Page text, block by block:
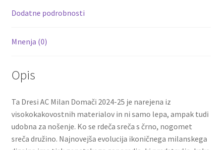
k
Dodatne podrobnosti
Mnenja (0)
Opis
Ta Dresi AC Milan Domači 2024-25 je narejena iz
visokokakovostnih materialov in ni samo lepa, ampak tudi
udobna za nošenje. Ko se rdeča sreča s črno, nogomet
sreča družino. Najnovejša evolucija ikoničnega milanskega